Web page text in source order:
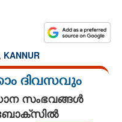
, KANNUR
ദിവസവും
സംഭവങ്ങൾ